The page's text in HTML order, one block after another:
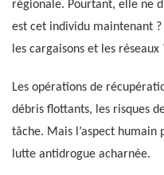
régionale. Pourtant, elle ne
est cet individu maintenant
les cargaisons et les réseaux
Les opérations de
débris flottants, les risques
tâche. Mais l’aspect
lutte antidrogue acharnée.